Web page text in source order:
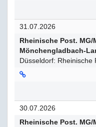
31.07.2026
Rheinische Post.
Mönchengladbach-
Düsseldorf: Rheinische
30.07.2026
Rheinische Post.